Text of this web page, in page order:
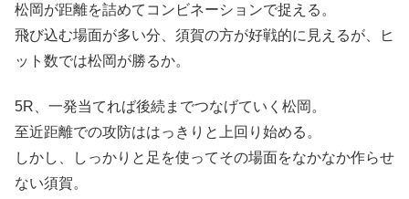
松岡が距離を詰めてコンビネーションで捉える。
飛び込む場面が多い分、須賀の方が好戦的に見えるが、ヒ
ット数では松岡が勝るか。
5R、一発当てれば後続までつなげていく松岡。
至近距離での攻防ははっきりと上回り始める。
しかし、しっかりと足を使ってその場面をなかなか作らせ
ない須賀。